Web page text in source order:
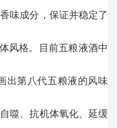
味成分，保证并稳定了
风格。目前五粮液酒中
出第八代五粮液的风味
噬、抗机体氧化、延缓